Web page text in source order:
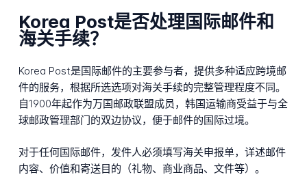
Korea Post是否处理国际邮件和
海关手续？
Korea Post是国际邮件的主要参与者，提供多种适应跨境邮
件的服务，根据所选选项对海关手续的完整管理程度不同。
自1900年起作为万国邮政联盟成员，韩国运输商受益于与全
球邮政管理部门的双边协议，便于邮件的国际过境。
对于任何国际邮件，发件人必须填写海关申报单，详述邮件
内容、价值和寄送目的（礼物、商业商品、文件等）。